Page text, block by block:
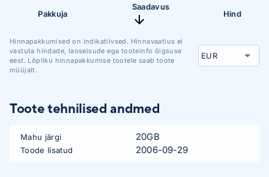
Pakkuja
Saadavus
Hind
Hinnapakkumised on indikatiivsed. Hinnavaatlus ei
vastuta hindade, laoseisude ega tooteinfo õigsuse
eest. Lõpliku hinnapakkumise tootele saab toote
müüjalt.
Toote tehnilised andmed
Mahu järgi 20GB
Toode lisatud 2006-09-29